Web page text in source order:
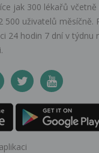
jak 300 lékařů
500 uživatelů měsíčně.
24 hodin 7 dní v týdnu